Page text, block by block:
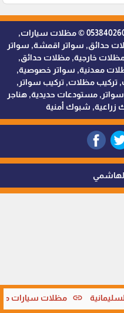
link مظلات سيارات
ظلال التميز للمظلات والسواتر - 0538402607 © مظلات سيارات,
حدائق, سواتر اقمشة, سواتر
خارجية, مظلات حدائق,
معدنية, سواتر خصوصية,
تركيب مظلات, تركيب سواتر,
مستودعات حديدية, هناجر
شبوك أمنية